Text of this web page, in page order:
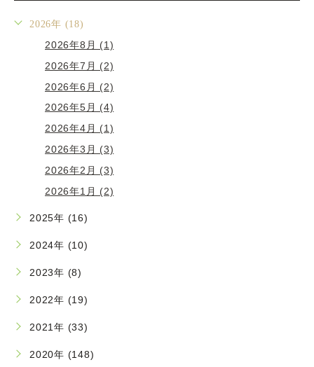
2026年 (18)
2026年8月 (1)
2026年7月 (2)
2026年6月 (2)
2026年5月 (4)
2026年4月 (1)
2026年3月 (3)
2026年2月 (3)
2026年1月 (2)
2025年 (16)
2024年 (10)
2023年 (8)
2022年 (19)
2021年 (33)
2020年 (148)